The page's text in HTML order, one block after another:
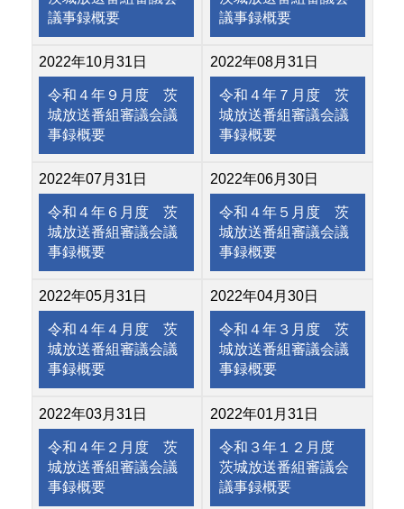
議事録概要
議事録概要
2022年10月31日
令和４年９月度 茨
城放送番組審議会議
事録概要
2022年08月31日
令和４年７月度 茨
城放送番組審議会議
事録概要
2022年07月31日
令和４年６月度 茨
城放送番組審議会議
事録概要
2022年06月30日
令和４年５月度 茨
城放送番組審議会議
事録概要
2022年05月31日
令和４年４月度 茨
城放送番組審議会議
事録概要
2022年04月30日
令和４年３月度 茨
城放送番組審議会議
事録概要
2022年03月31日
令和４年２月度 茨
城放送番組審議会議
事録概要
2022年01月31日
令和３年１２月度
茨城放送番組審議会
議事録概要